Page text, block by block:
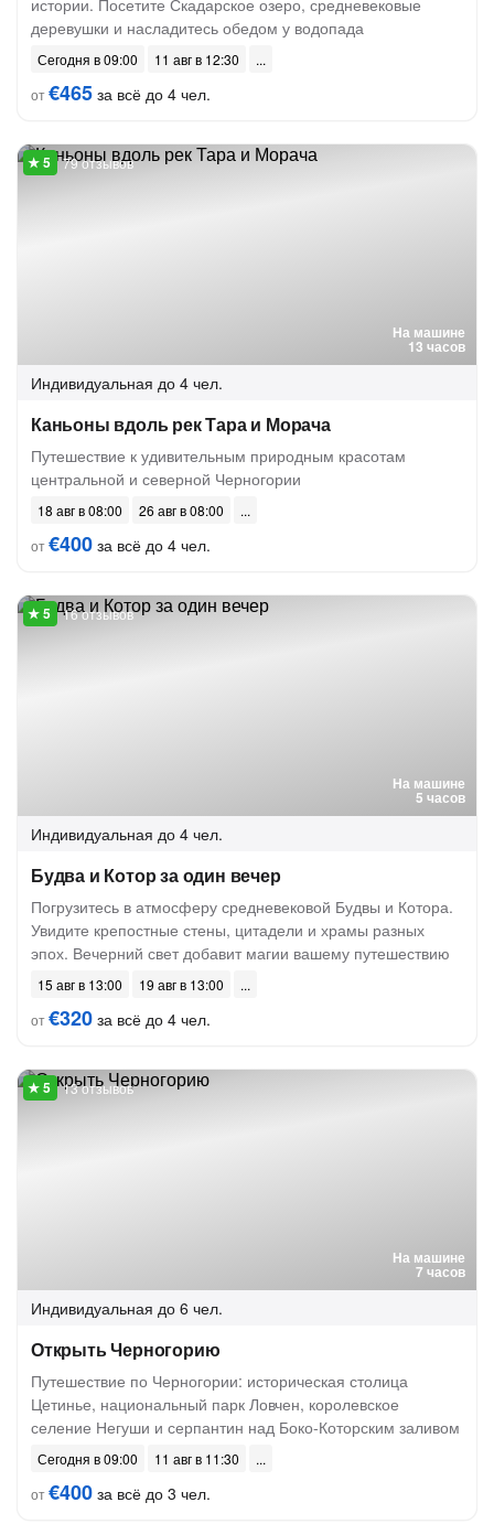
истории. Посетите Скадарское озеро, средневековые
деревушки и насладитесь обедом у водопада
Сегодня в 09:00
11 авг в 12:30
от€465 за всё до 4 чел.
На машине
13 часов
79 отзывов
Индивидуальная до 4 чел.
Каньоны вдоль рек Тара и Морача
Путешествие к удивительным природным красотам
центральной и северной Черногории
18 авг в 08:00
26 авг в 08:00
от€400 за всё до 4 чел.
На машине
5 часов
16 отзывов
Индивидуальная до 4 чел.
Будва и Котор за один вечер
Погрузитесь в атмосферу средневековой Будвы и Котора.
Увидите крепостные стены, цитадели и храмы разных
эпох. Вечерний свет добавит магии вашему путешествию
15 авг в 13:00
19 авг в 13:00
от€320 за всё до 4 чел.
На машине
7 часов
13 отзывов
Индивидуальная до 6 чел.
Открыть Черногорию
Путешествие по Черногории: историческая столица
Цетинье, национальный парк Ловчен, королевское
селение Негуши и серпантин над Боко-Которским заливом
Сегодня в 09:00
11 авг в 11:30
от€400 за всё до 3 чел.